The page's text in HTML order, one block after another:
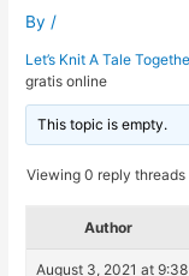
By /
Let’s Knit A Tale
gratis online
This topic is empty.
Viewing 0 reply threads
Author
August 3, 2021 at